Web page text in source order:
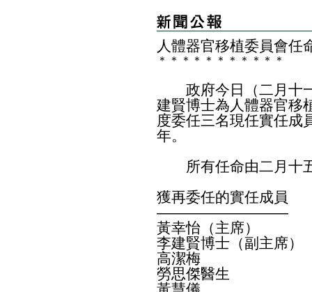
人體器官移植委員會任
＊ ＊ ＊ ＊ ＊ ＊ ＊ ＊ ＊ ＊ ＊
政府今日（二月十一
建賢博士為人體器官移
度委任三名現任實任成
年。
所有任命由二月十
獲再委任的實任成員
—————————
黃幸怡（主席）
李建賢博士（副主席）
高潔梅
勞思傑醫生